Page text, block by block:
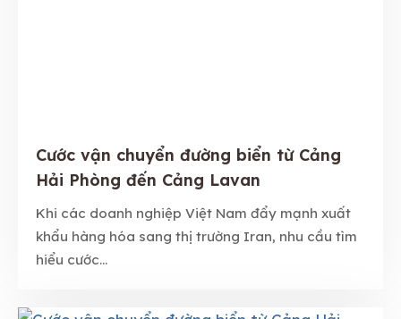
Cước vận chuyển đường biển từ Cảng
Hải Phòng đến Cảng Lavan
Khi các doanh nghiệp Việt Nam đẩy mạnh xuất
khẩu hàng hóa sang thị trường Iran, nhu cầu tìm
hiểu cước...